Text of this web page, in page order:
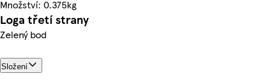
Množství: 0.375kg
Loga třetí strany
Zelený bod
Složení